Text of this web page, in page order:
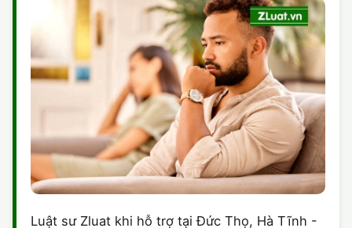
Luật sư Zluat khi hỗ trợ tại Đức Thọ, Hà Tĩnh -